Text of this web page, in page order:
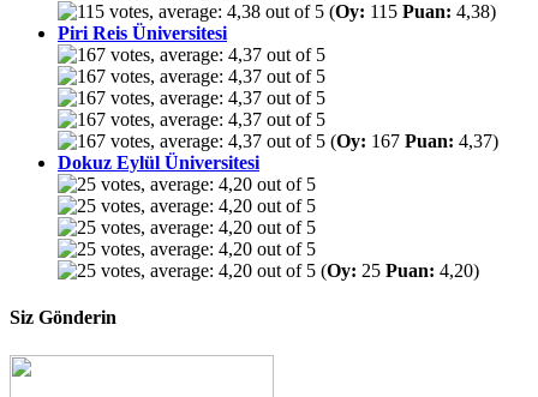
(Oy: 115 Puan: 4,38)
Piri Reis Üniversitesi
(Oy: 167 Puan: 4,37)
Dokuz Eylül Üniversitesi
(Oy: 25 Puan: 4,20)
Siz Gönderin